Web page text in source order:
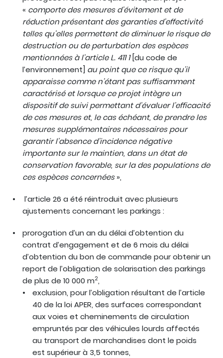
« comporte des mesures d’évitement et de
réduction présentant des garanties d’effectivité
telles qu’elles permettent de diminuer le risque de
destruction ou de perturbation des espèces
mentionnées à l’article L. 411 1 [du code de
l’environnement] au point que ce risque qu’il
apparaisse comme n’étant pas suffisamment
caractérisé et lorsque ce projet intègre un
dispositif de suivi permettant d’évaluer l’efficacité
de ces mesures et, le cas échéant, de prendre les
mesures supplémentaires nécessaires pour
garantir l’absence d’incidence négative
importante sur le maintien, dans un état de
conservation favorable, sur la des populations de
ces espèces concernées»,
l’article 26 a été réintroduit avec plusieurs
ajustements concernant les parkings :
prorogation d’un an du délai d’obtention du
contrat d’engagement et de 6 mois du délai
d’obtention du bon de commande pour obtenir un
report de l’obligation de solarisation des parkings
de plus de 10 000 m2,
exclusion, pour l’obligation résultant de l’article
40 de la loi APER, des surfaces correspondant
aux voies et cheminements de circulation
empruntés par des véhicules lourds affectés
au transport de marchandises dont le poids
est supérieur à 3,5 tonnes,